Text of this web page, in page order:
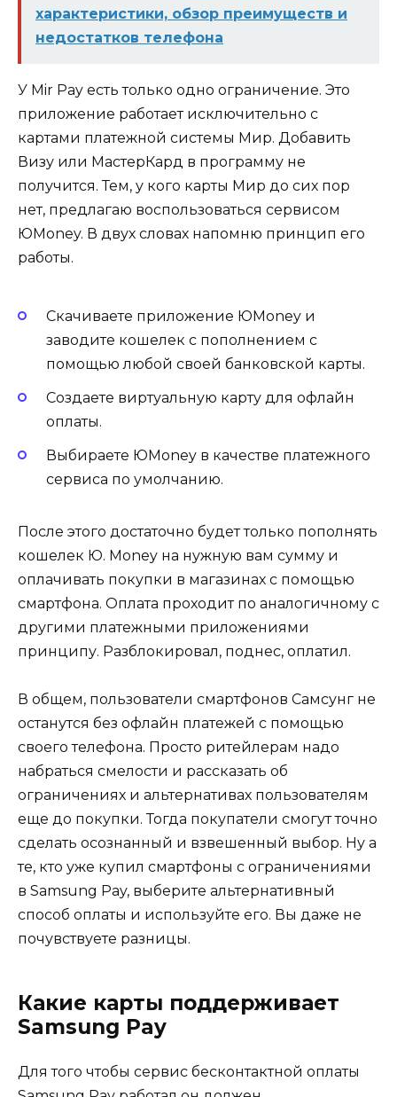
характеристики, обзор преимуществ и
недостатков телефона
У Mir Pay есть только одно ограничение. Это
приложение работает исключительно с
картами платежной системы Мир. Добавить
Визу или МастерКард в программу не
получится. Тем, у кого карты Мир до сих пор
нет, предлагаю воспользоваться сервисом
ЮMoney. В двух словах напомню принцип его
работы.
Скачиваете приложение ЮMoney и
заводите кошелек с пополнением с
помощью любой своей банковской карты.
Создаете виртуальную карту для офлайн
оплаты.
Выбираете ЮMoney в качестве платежного
сервиса по умолчанию.
После этого достаточно будет только пополнять
кошелек Ю. Money на нужную вам сумму и
оплачивать покупки в магазинах с помощью
смартфона. Оплата проходит по аналогичному с
другими платежными приложениями
принципу. Разблокировал, поднес, оплатил.
В общем, пользователи смартфонов Самсунг не
останутся без офлайн платежей с помощью
своего телефона. Просто ритейлерам надо
набраться смелости и рассказать об
ограничениях и альтернативах пользователям
еще до покупки. Тогда покупатели смогут точно
сделать осознанный и взвешенный выбор. Ну а
те, кто уже купил смартфоны с ограничениями
в Samsung Pay, выберите альтернативный
способ оплаты и используйте его. Вы даже не
почувствуете разницы.
Какие карты поддерживает
Samsung Pay
Для того чтобы сервис бесконтактной оплаты